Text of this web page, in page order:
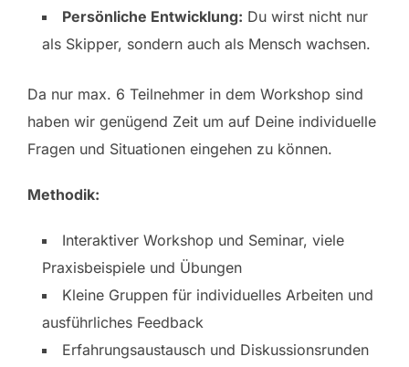
Persönliche Entwicklung: Du wirst nicht nur
als Skipper, sondern auch als Mensch wachsen.
Da nur max. 6 Teilnehmer in dem Workshop sind
haben wir genügend Zeit um auf Deine individuelle
Fragen und Situationen eingehen zu können.
Methodik:
Interaktiver Workshop und Seminar, viele
Praxisbeispiele und Übungen
Kleine Gruppen für individuelles Arbeiten und
ausführliches Feedback
Erfahrungsaustausch und Diskussionsrunden